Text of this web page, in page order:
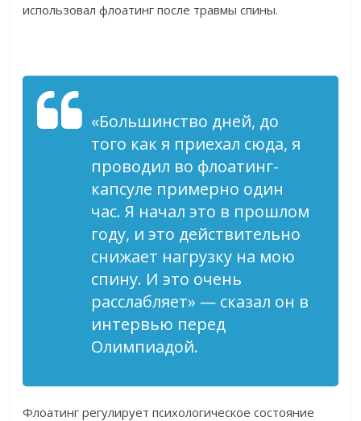
использовал флоатинг после травмы спины.
«Большинство дней, до
того как я приехал сюда, я
проводил во флоатинг-
капсуле примерно один
час. Я начал это в прошлом
году, и это действительно
снижает нагрузку на мою
спину. И это очень
расслабляет» — сказал он в
интервью перед
Олимпиадой.
Флоатинг регулирует психологическое состояние